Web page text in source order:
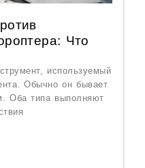
Что
используемый
Обычно он бывает
Оба типа выполняют